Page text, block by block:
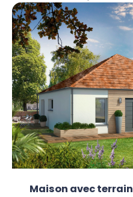
Maison avec terrain